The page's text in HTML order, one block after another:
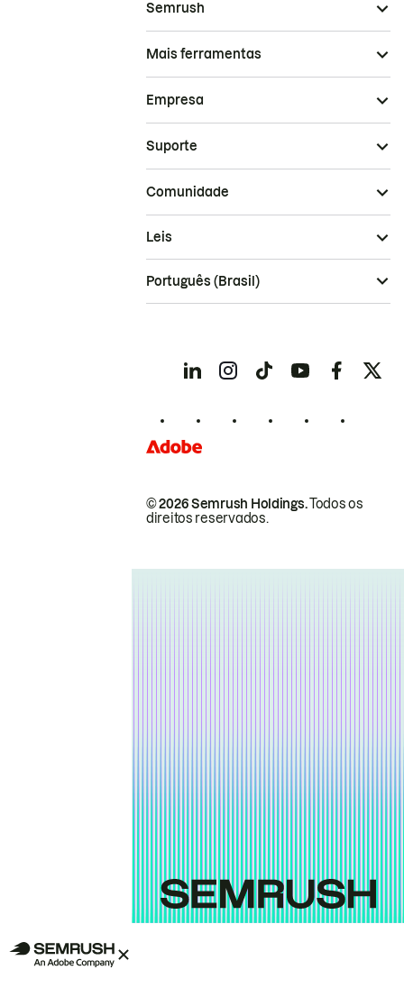
Semrush
Mais ferramentas
Empresa
Suporte
Comunidade
© 2026 Semrush Holdings.Todos os
direitos reservados.
Leis
Português (Brasil)